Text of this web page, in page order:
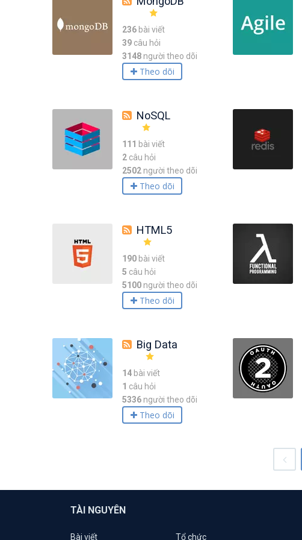
236 bài viết
39 câu hỏi
3148 người theo dõi
Theo dõi
NoSQL
111 bài viết
2 câu hỏi
2502 người theo dõi
Theo dõi
HTML5
190 bài viết
5 câu hỏi
5100 người theo dõi
Theo dõi
Big Data
14 bài viết
1 câu hỏi
5336 người theo dõi
Theo dõi
TÀI NGUYÊN
Bài viết Tổ chức